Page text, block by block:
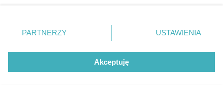
W tym momencie nie ma komentrzy.
literówkę lub błąd ortograficzny
kliknij TUTAJ.
zmienić/wycofać klikając przycisk ustawień prywatności
znajdujący się w lewym dolnym rogu strony
. Niektóre
użytkownika, ale masz prawo sprzeciwić się takiemu
przetwarzaniu. Preferencje będą miały zastosowania tylko
PARTNERZY USTAWIENIA
Akceptuję